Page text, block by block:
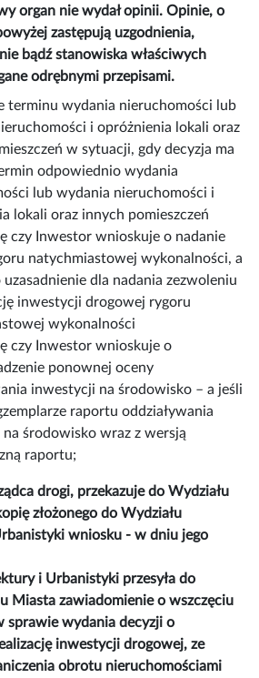
organ nie wydał opinii. Opinie, o
zastępują uzgodnienia,
bądź stanowiska właściwych
odrębnymi przepisami.
terminu wydania nieruchomości lub
i opróżnienia lokali oraz
w sytuacji, gdy decyzja ma
odpowiednio wydania
lub wydania nieruchomości i
lokali oraz innych pomieszczeń
czy Inwestor wnioskuje o nadanie
natychmiastowej wykonalności, a
dla nadania zezwoleniu
inwestycji drogowej rygoru
wykonalności
czy Inwestor wnioskuje o
ponownej oceny
inwestycji na środowisko – a jeśli
raportu oddziaływania
środowisko wraz z wersją
raportu;
drogi, przekazuje do Wydziału
złożonego do Wydziału
wniosku - w dniu jego
i Urbanistyki przesyła do
Miasta zawiadomienie o wszczęciu
sprawie wydania decyzji o
inwestycji drogowej, ze
obrotu nieruchomościami